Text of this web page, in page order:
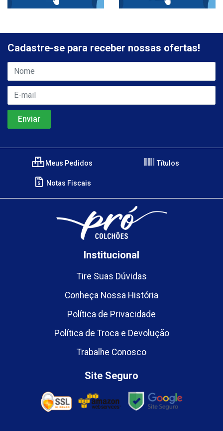
Cadastre-se para receber nossas ofertas!
Meus Pedidos Títulos
Notas Fiscais
Institucional
Tire Suas Dúvidas
Conheça Nossa História
Política de Privacidade
Política de Troca e Devolução
Trabalhe Conosco
Site Seguro